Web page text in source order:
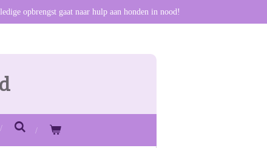
opbrengst gaat naar hulp aan honden in nood!